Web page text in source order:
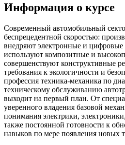
Информация о курсе
Современный автомобильный
беспрецедентной скоростью:
внедряют электронные и
используют композитные и
совершенствуют конструктивные
требования к экологичности и
профессия техника‑механика по
техническому обслуживанию
выходит на первый план. От
уверенного владения базовой
понимания электрики,
также постоянной готовности к
навыков по мере появления новых